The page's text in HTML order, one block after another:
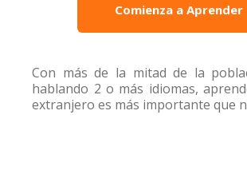
Comienza a Aprender
Con más de la mitad de la
hablando 2 o más idiomas,
extranjero es más importante que